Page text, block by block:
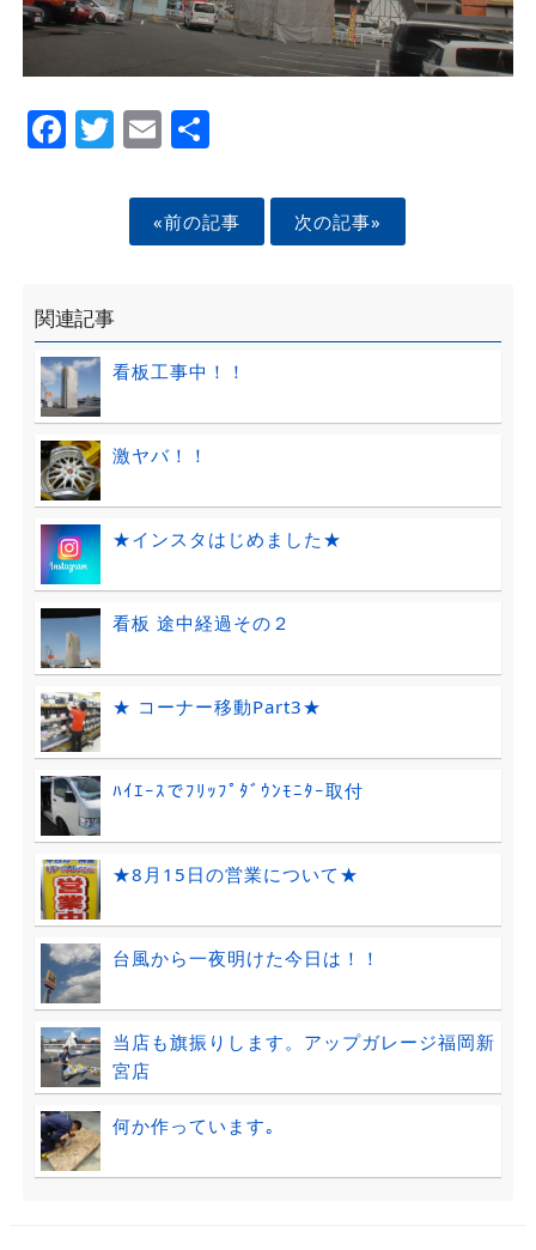
Facebook
Twitter
EmailShare
«前の記事 次の記事»
関連記事
看板工事中！！
激ヤバ！！
★インスタはじめました★
看板 途中経過その２
★ コーナー移動Part3★
ﾊｲｴｰｽでﾌﾘｯﾌﾟﾀﾞｳﾝﾓﾆﾀｰ取付
★8月15日の営業について★
台風から一夜明けた今日は！！
当店も旗振りします。アップガレージ福岡新
宮店
何か作っています｡